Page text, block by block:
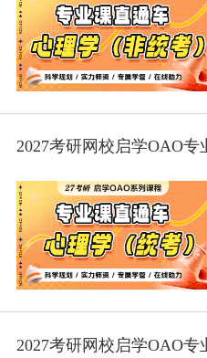
2027考研网校启学OAO